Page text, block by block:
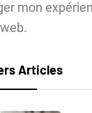
mon
Articles